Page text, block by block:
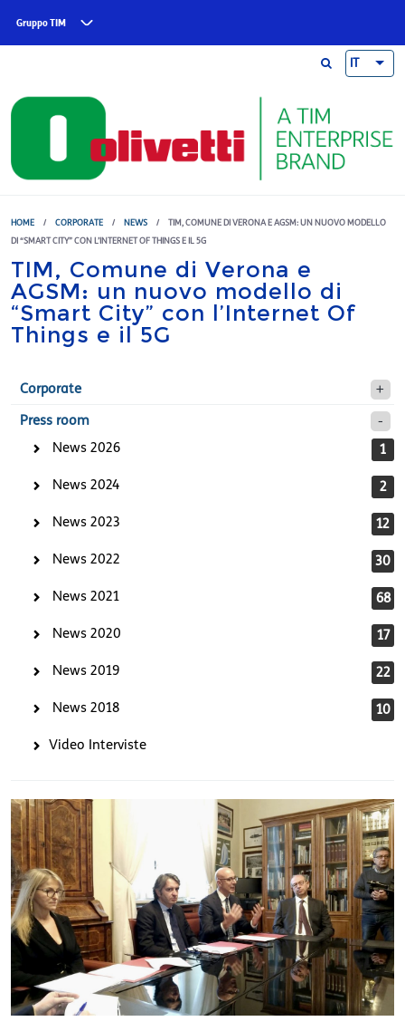
Gruppo TIM
IT
HOME / CORPORATE / NEWS /
TIM, COMUNE DI VERONA E AGSM: UN NUOVO MODELLO
DI “SMART CITY” CON L’INTERNET OF THINGS E IL 5G
TIM, Comune di Verona e
AGSM: un nuovo modello di
“Smart City” con l’Internet Of
Things e il 5G
Corporate
Press room
News 2026
1
News 2024 2
News 2023 12
News 2022 30
News 2021 68
News 2020 17
News 2019 22
News 2018 10
Video Interviste